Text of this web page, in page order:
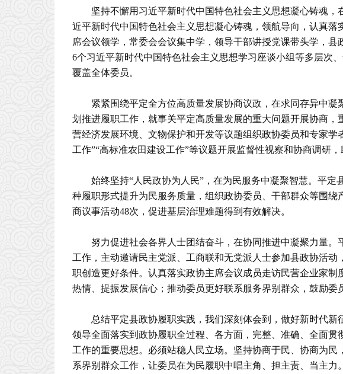
坚持不懈用习近平新时代中国特色社会主义思想凝心铸魂
近平新时代中国特色社会主义思想凝心铸魂，领航导向，认真落
席会议领学，常委会会议集中学，领导干部讲授党课带头学，县
6个习近平新时代中国特色社会主义思想学习座谈小组等多层次
覆盖全体委员。
紧紧围绕平定全方位高质量发展协商议政，在求同存异中
划推进履职工作，就事关平定高质量发展的重大问题开展协商
营经济发展环境、文物保护和开发等议题组织政协委员和专家学
工作”“高标准农田建设工作”等议题开展监督性视察和协商调研
始终坚持“人民政协为人民”，在为民服务中凝聚智慧。平
种履职形式提升为民服务质量，组织政协委员、干部群众等围
商议事活动48次，促进基层治理难题得到有效解决。
努力促进社会各界人士团结奋斗，在协同推进中凝聚力量
工作，主动邀请民主党派、工商联和无党派人士参加县政协活
职创造更好条件。认真落实政协主席会议成员走访民营企业家制
热情、提振发展信心；推动委员更好联系服务界别群众，鼓励委
总结平定县政协履职实践，我们深刻体会到，做好新时代
领导全面落实到政协履职全过程、各方面，完整、准确、全面
工作的重要思想。必须站稳人民立场。坚持协商于民、协商为
系界别群众工作，让委员在为民履职中唱主角、担主责、当主力